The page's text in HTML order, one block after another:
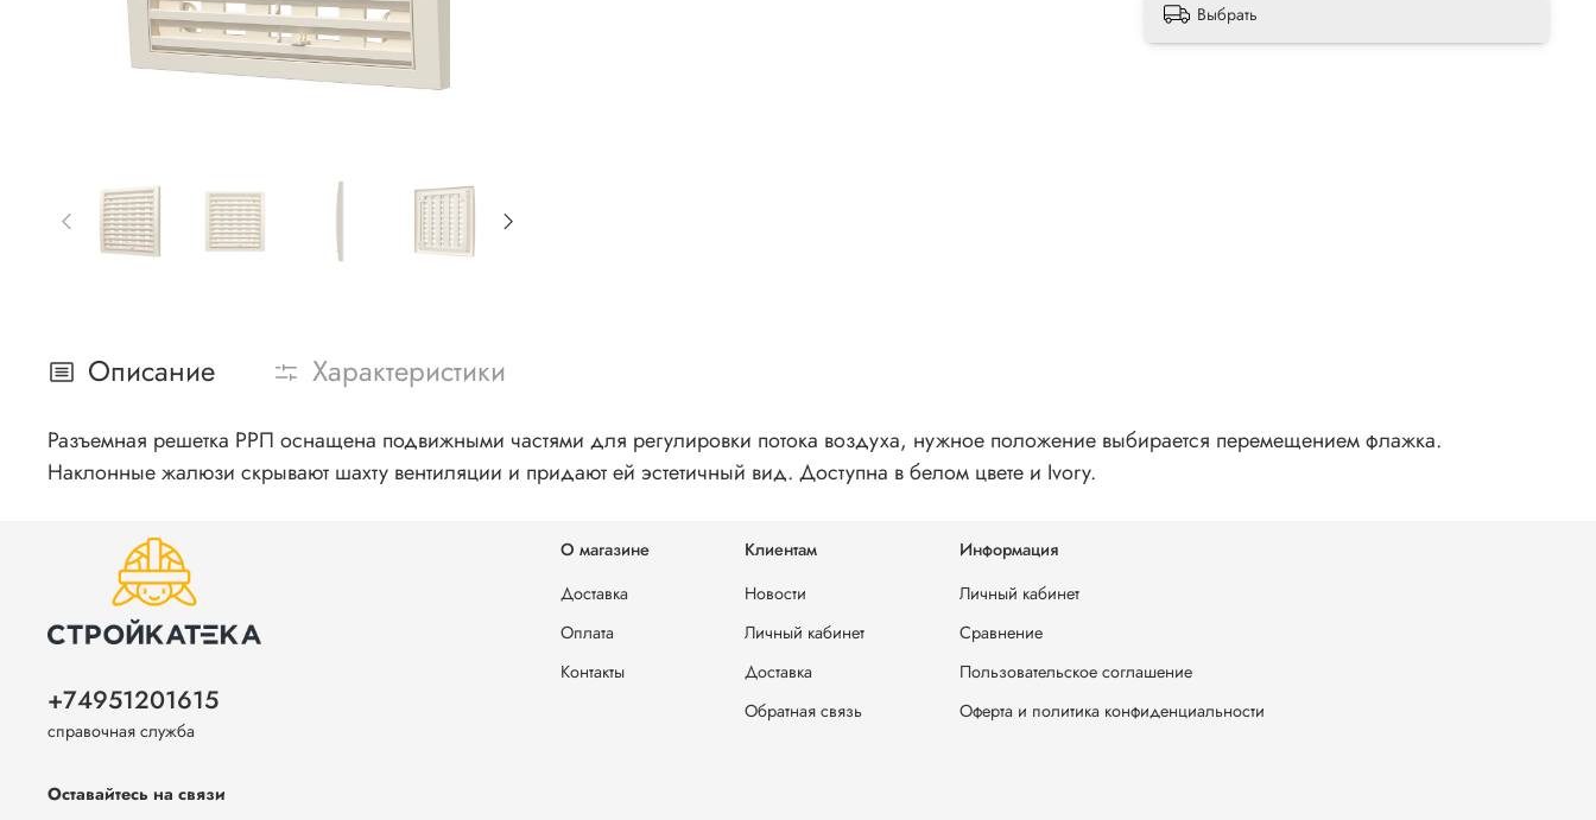
Выбрать
Описание Характеристики
Разъемная решетка РРП оснащена подвижными частями для регулировки потока воздуха, нужное положение выбирается перемещением флажка.
Наклонные жалюзи скрывают шахту вентиляции и придают ей эстетичный вид. Доступна в белом цвете и Ivory.
О магазине
Доставка
Оплата
Контакты
Клиентам
Новости
Личный кабинет
Доставка
Обратная связь
Информация
Личный кабинет
Сравнение
Пользовательское соглашение
Оферта и политика конфиденциальности
+74951201615
справочная служба
Оставайтесь на связи